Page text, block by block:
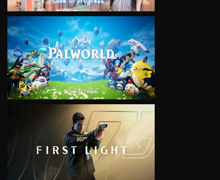
VIEW
VIEW